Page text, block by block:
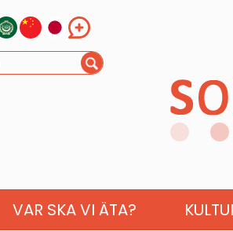
VAR SKA VI ÄTA?